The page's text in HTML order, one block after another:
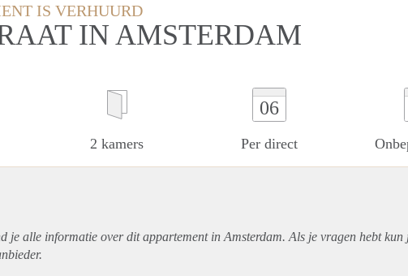
IS VERHUURD
IN AMSTERDAM
2 kamers
06
Per direct
je alle informatie over ditappartementin Amsterdam. Als je vragen hebt kun